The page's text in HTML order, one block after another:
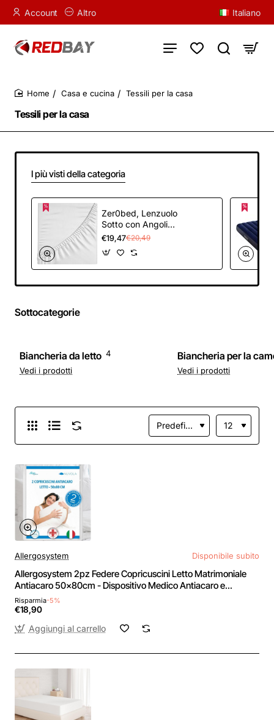
Account Altro Italiano
Tessili per la casa
Casa e cucina Tessili per la casa
I più visti della categoria
Zer0bed, Lenzuolo
Sotto con Angoli
Matrimoniale Tinta
Unita 100% Cotone
ANGOLO MAXI
30CM, 2 Piazze,
€19,47€20,49
Sottocategorie
Biancheria da letto 4
Vedi i prodotti
Biancheria per la
Vedi i prodotti
Allergosystem Disponibile subito
Allergosystem 2pz Federe Copricuscini Letto Matrimoniale
Antiacaro 50x80cm - Dispositivo Medico Antiacaro e
Anallergico MADE IN ITALY - Linea Nuvola - 50x80 cm (2-
Pack)
Risparmia-5%
€18,90
Aggiungi al carrello